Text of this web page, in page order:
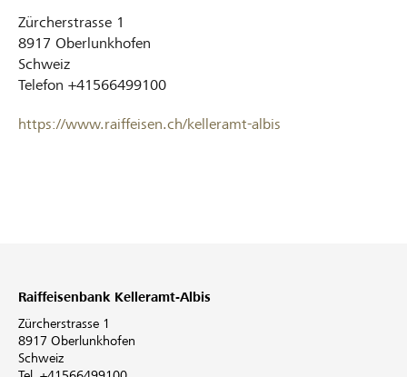
Zürcherstrasse 1
8917 Oberlunkhofen
Schweiz
Telefon +41566499100
https://www.raiffeisen.ch/kelleramt-albis
Raiffeisenbank Kelleramt-Albis
Zürcherstrasse 1
8917 Oberlunkhofen
Schweiz